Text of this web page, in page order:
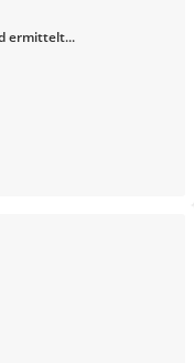
ermittelt...